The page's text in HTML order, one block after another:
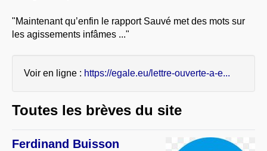
"Maintenant qu’enfin le rapport Sauvé met des mots sur
les agissements infâmes ..."
Voir en ligne : https://egale.eu/lettre-ouverte-a-e...
Toutes les brèves du site
Ferdinand Buisson